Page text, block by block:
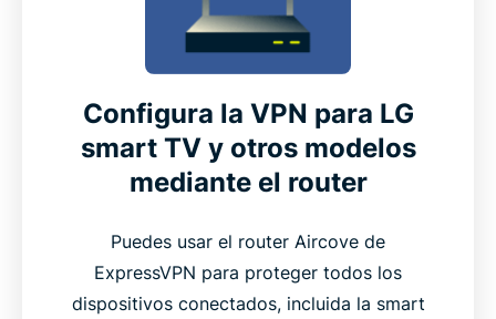
Configura la VPN para LG
smart TV y otros modelos
mediante el router
Puedes usar el router Aircove de
ExpressVPN para proteger todos los
dispositivos conectados, incluida la smart